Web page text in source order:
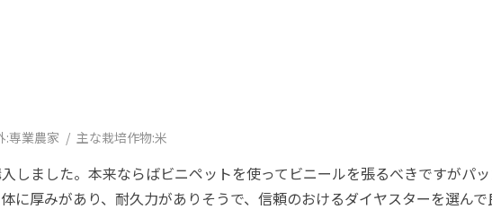
:専業農家 主な栽培作物:米
しました。本来ならばビニペットを使ってビニールを張るべきですがパ
に厚みがあり、耐久力がありそうで、信頼のおけるダイヤスターを選んで